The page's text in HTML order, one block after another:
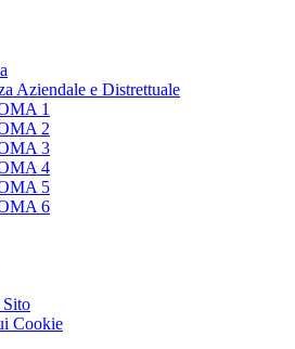
Aziendale e Distrettuale
1
2
3
4
5
6
Sito
Cookie